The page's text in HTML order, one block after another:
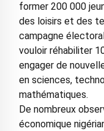
former 200 000
des loisirs et des
campagne
vouloir réhabiliter
engager de
en sciences,
mathématiques.
De nombreux
économique